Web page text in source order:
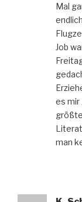
Mal
Job
es mir
man